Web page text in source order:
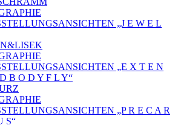
„J E W E L
„E X T E N
B O D Y F L Y“
„P R E C A R
S“